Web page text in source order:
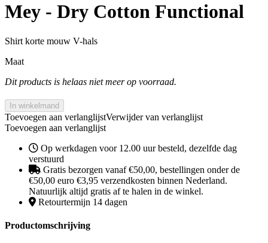
Mey - Dry Cotton Functional
Shirt korte mouw V-hals
Maat
Dit products is helaas niet meer op voorraad.
In winkelmand
Toevoegen aan verlanglijstVerwijder van verlanglijst
Toevoegen aan verlanglijst
Op werkdagen voor 12.00 uur besteld, dezelfde dag
verstuurd
Gratis bezorgen vanaf €50,00, bestellingen onder de
€50,00 euro €3,95 verzendkosten binnen Nederland.
Natuurlijk altijd gratis af te halen in de winkel.
Retourtermijn 14 dagen
Productomschrijving